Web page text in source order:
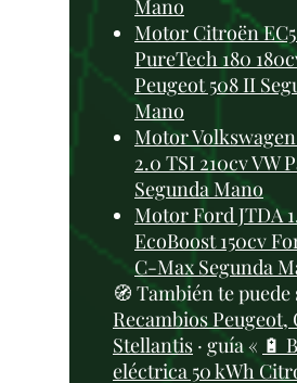
Mano
Motor Citroën EC5
PureTech 180
Peugeot 508 II
Mano
Motor
2.0 TSI 210cv VW
Segunda Mano
Motor Ford JTDA
EcoBoost 150cv
C-Max Segunda
🧭 También te
Recambios
Stellantis · guía « 🔋
eléctrica 50 kWh